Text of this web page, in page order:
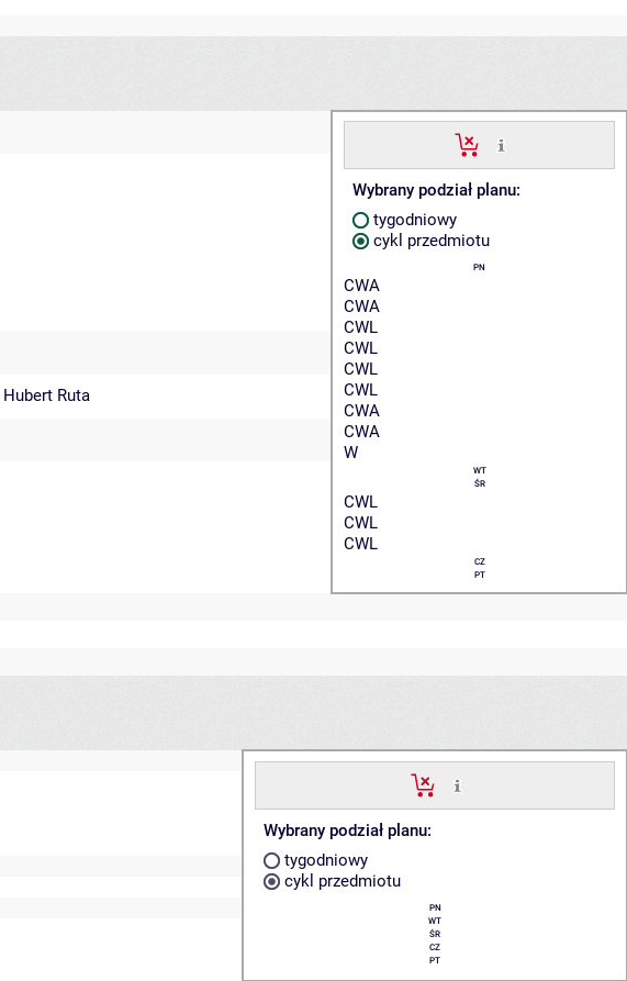
Wybrany podział planu:
tygodniowy
cykl przedmiotu
PN
CWA
CWA
CWL
CWL
CWL
CWL
CWA
CWA
W
WT
ŚR
CWL
CWL
CWL
CZ
PT
Hubert Ruta
Wybrany podział planu:
tygodniowy
cykl przedmiotu
PN
WT
ŚR
CZ
PT